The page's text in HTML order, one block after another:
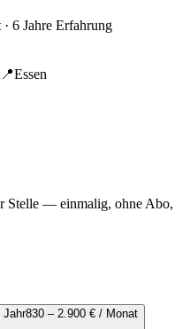
· 6 Jahre Erfahrung
📍Essen
Stelle — einmalig, ohne Abo,
Jahr830 – 2.900 € / Monat